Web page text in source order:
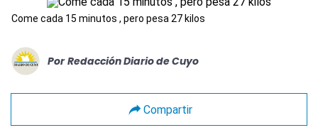
Come cada 15 minutos , pero pesa 27 kilos
Por Redacción Diario de Cuyo
Compartir